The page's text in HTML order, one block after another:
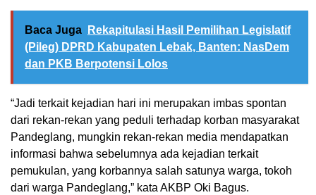
Baca Juga
Rekapitulasi Hasil Pemilihan Legislatif
(Pileg) DPRD Kabupaten Lebak, Banten: NasDem
dan PKB Berpotensi Lolos
“Jadi terkait kejadian hari ini merupakan imbas spontan
dari rekan-rekan yang peduli terhadap korban masyarakat
Pandeglang, mungkin rekan-rekan media mendapatkan
informasi bahwa sebelumnya ada kejadian terkait
pemukulan, yang korbannya salah satunya warga, tokoh
dari warga Pandeglang,” kata AKBP Oki Bagus.